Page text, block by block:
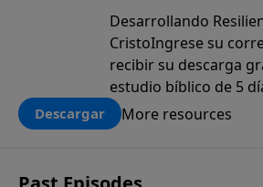
Desarrollando
CristoIngrese su
recibir su descarga
estudio bíblico de 5
Descargar More resources